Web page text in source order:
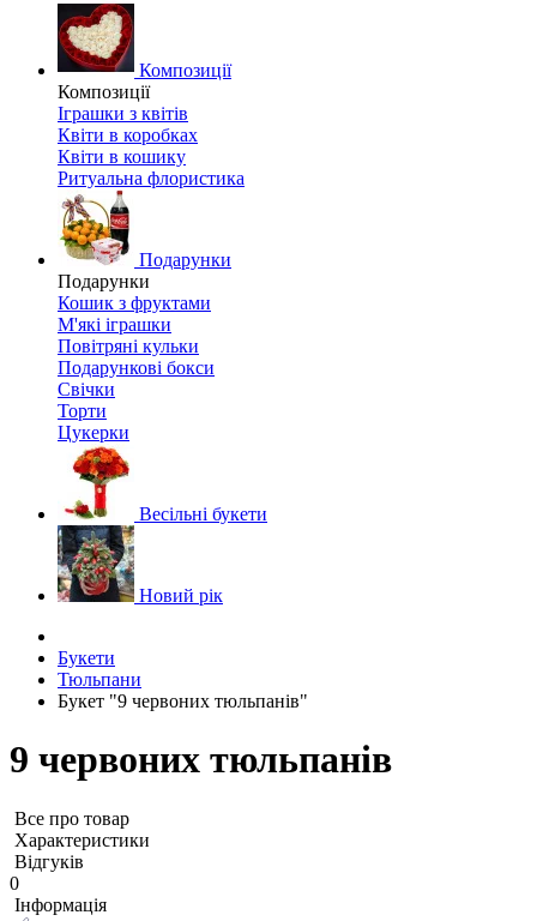
Композиції
Композиції
Іграшки з квітів
Квіти в коробках
Квіти в кошику
Ритуальна флористика
Подарунки
Подарунки
Кошик з фруктами
М'які іграшки
Повітряні кульки
Подарункові бокси
Свічки
Торти
Цукерки
Весільні букети
Новий рік
Букети
Тюльпани
Букет "9 червоних тюльпанів"
9 червоних тюльпанів
Все про товар
Характеристики
Відгуків
0
Iнформація